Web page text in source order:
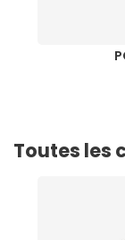
Toutes les